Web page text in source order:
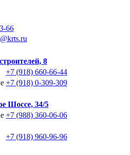
66
8
+7 (918) 660-66-44
+7 (918) 0-309-309
Шоссе, 34/5
+7 (988) 360-06-06
+7 (918) 960-96-96